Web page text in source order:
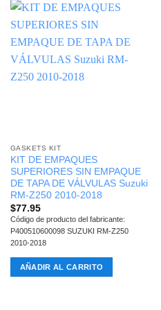
GASKETS KIT
KIT DE EMPAQUES
SUPERIORES SIN EMPAQUE
DE TAPA DE VÁLVULAS Suzuki
RM-Z250 2010-2018
$77.95
Código de producto del fabricante:
P400510600098 SUZUKI RM-Z250
2010-2018
AÑADIR AL CARRITO